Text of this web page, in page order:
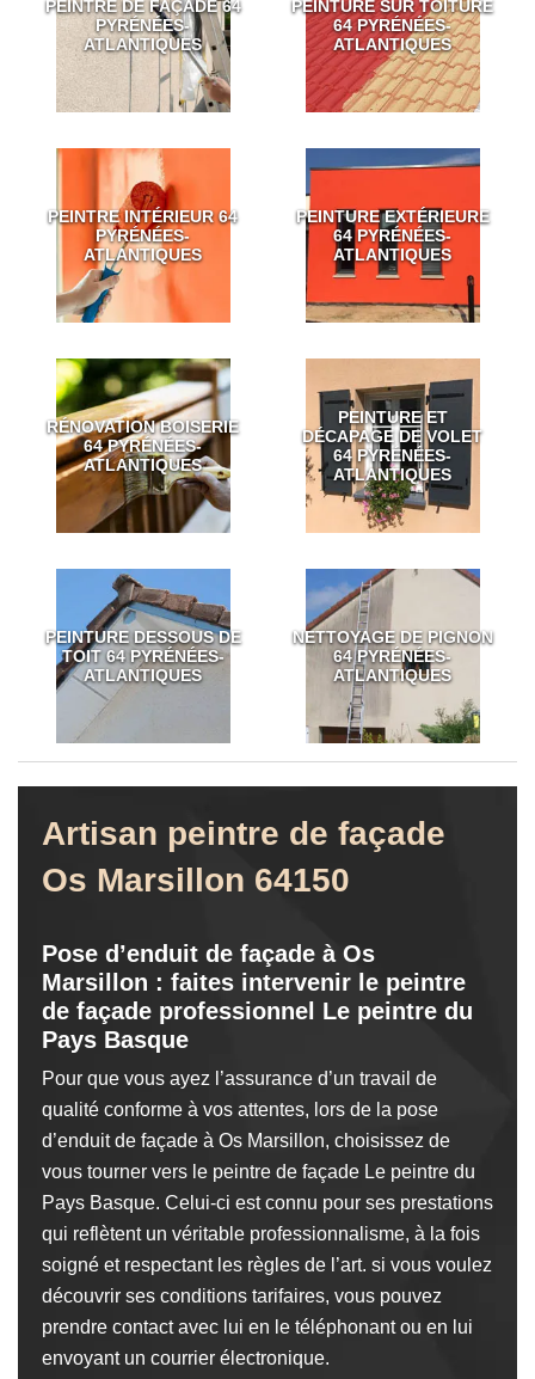
PEINTRE DE FAÇADE 64
PYRÉNÉES-
ATLANTIQUES
PEINTURE SUR TOITURE
64 PYRÉNÉES-
ATLANTIQUES
PEINTRE INTÉRIEUR 64
PYRÉNÉES-
ATLANTIQUES
PEINTURE EXTÉRIEURE
64 PYRÉNÉES-
ATLANTIQUES
RÉNOVATION BOISERIE
64 PYRÉNÉES-
ATLANTIQUES
PEINTURE ET
DÉCAPAGE DE VOLET
64 PYRÉNÉES-
ATLANTIQUES
PEINTURE DESSOUS DE
TOIT 64 PYRÉNÉES-
ATLANTIQUES
NETTOYAGE DE PIGNON
64 PYRÉNÉES-
ATLANTIQUES
Artisan peintre de façade
Os Marsillon 64150
Pose d’enduit de façade à Os
Marsillon : faites intervenir le peintre
de façade professionnel Le peintre du
Pays Basque
Pour que vous ayez l’assurance d’un travail de
qualité conforme à vos attentes, lors de la pose
d’enduit de façade à Os Marsillon, choisissez de
vous tourner vers le peintre de façade Le peintre du
Pays Basque. Celui-ci est connu pour ses prestations
qui reflètent un véritable professionnalisme, à la fois
soigné et respectant les règles de l’art. si vous voulez
découvrir ses conditions tarifaires, vous pouvez
prendre contact avec lui en le téléphonant ou en lui
envoyant un courrier électronique.